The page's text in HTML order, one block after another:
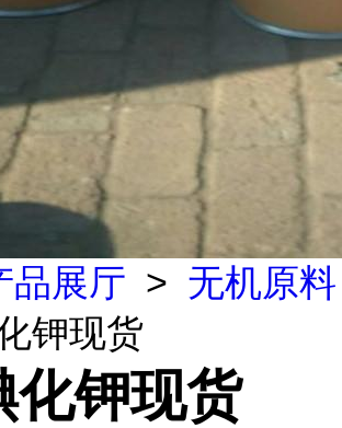
品展厅 > 无机原料
钾现货
化钾现货